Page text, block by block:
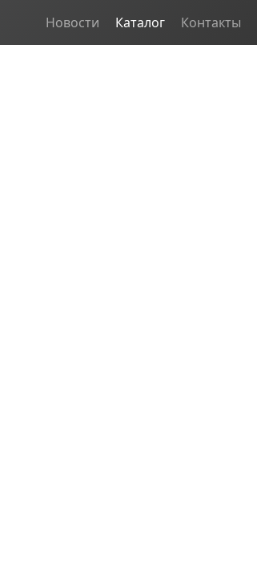
Новости Каталог Контакты